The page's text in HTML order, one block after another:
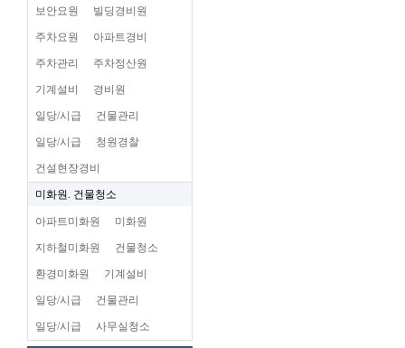
보안요원 빌딩경비원
주차요원 아파트경비
주차관리 주차정산원
기계설비 경비원
일당/시급 건물관리
일당/시급 청원경찰
건설현장경비
미화원. 건물청소
아파트미화원 미화원
지하철미화원 건물청소
환경미화원 기계설비
일당/시급 건물관리
일당/시급 사무실청소